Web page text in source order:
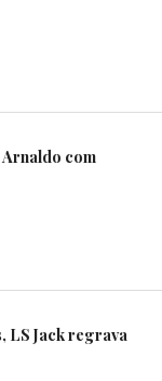
com
LS Jack regrava